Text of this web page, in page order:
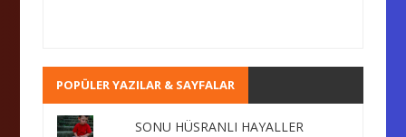
POPÜLER YAZILAR & SAYFALAR
SONU HÜSRANLI HAYALLER